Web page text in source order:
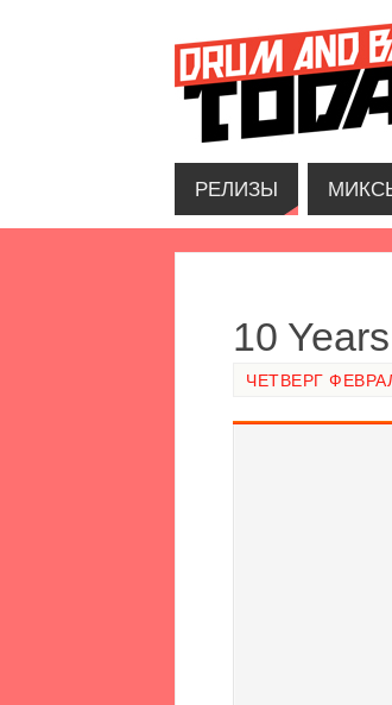
РЕЛИЗЫ
10
ЧЕТВЕРГ